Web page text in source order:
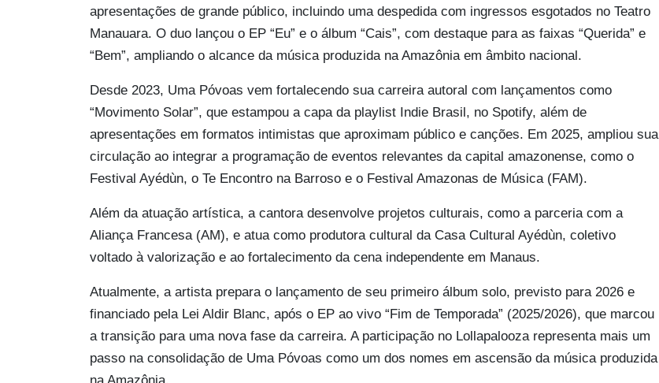
apresentações de grande público, incluindo uma despedida com ingressos esgotados no Teatro
Manauara. O duo lançou o EP “Eu” e o álbum “Cais”, com destaque para as faixas “Querida” e
“Bem”, ampliando o alcance da música produzida na Amazônia em âmbito nacional.
Desde 2023, Uma Póvoas vem fortalecendo sua carreira autoral com lançamentos como
“Movimento Solar”, que estampou a capa da playlist Indie Brasil, no Spotify, além de
apresentações em formatos intimistas que aproximam público e canções. Em 2025, ampliou sua
circulação ao integrar a programação de eventos relevantes da capital amazonense, como o
Festival Ayédùn, o Te Encontro na Barroso e o Festival Amazonas de Música (FAM).
Além da atuação artística, a cantora desenvolve projetos culturais, como a parceria com a
Aliança Francesa (AM), e atua como produtora cultural da Casa Cultural Ayédùn, coletivo
voltado à valorização e ao fortalecimento da cena independente em Manaus.
Atualmente, a artista prepara o lançamento de seu primeiro álbum solo, previsto para 2026 e
financiado pela Lei Aldir Blanc, após o EP ao vivo “Fim de Temporada” (2025/2026), que marcou
a transição para uma nova fase da carreira. A participação no Lollapalooza representa mais um
passo na consolidação de Uma Póvoas como um dos nomes em ascensão da música produzida